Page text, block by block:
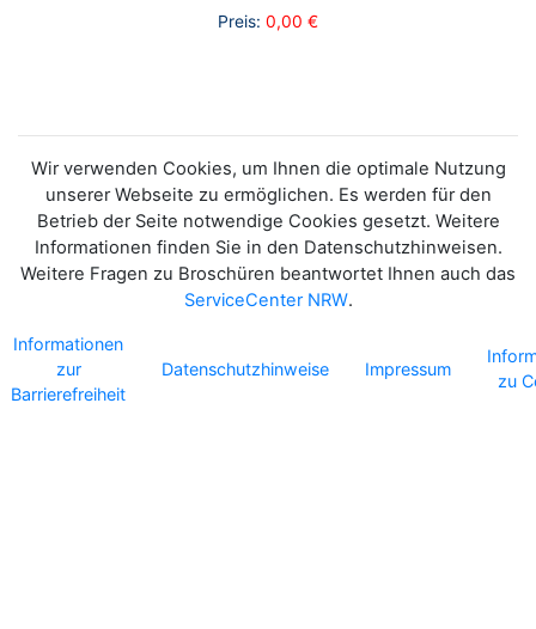
Preis: 0,00 €
Wir verwenden Cookies, um Ihnen die optimale Nutzung
unserer Webseite zu ermöglichen. Es werden für den
Betrieb der Seite notwendige Cookies gesetzt. Weitere
Informationen finden Sie in den Datenschutzhinweisen.
Weitere Fragen zu Broschüren beantwortet Ihnen auch das
ServiceCenter NRW.
Informationen
zur
Barrierefreiheit
Datenschutzhinweise Impressum
zu